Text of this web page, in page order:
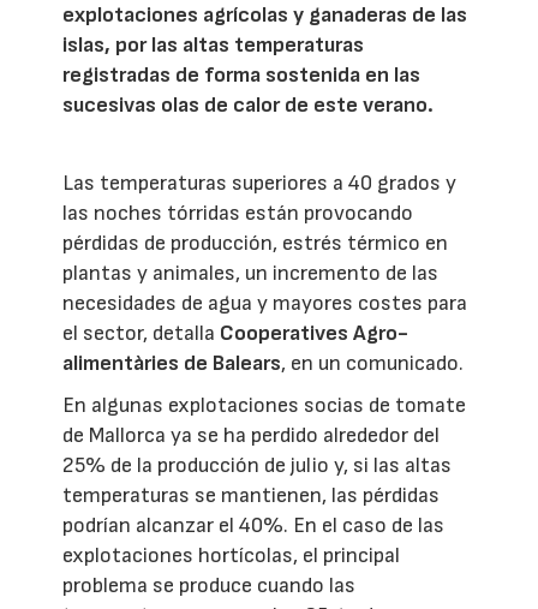
explotaciones agrícolas y ganaderas de las
islas, por las altas temperaturas
registradas de forma sostenida en las
sucesivas olas de calor de este verano.
Las temperaturas superiores a 40 grados y
las noches tórridas están provocando
pérdidas de producción, estrés térmico en
plantas y animales, un incremento de las
necesidades de agua y mayores costes para
el sector, detalla Cooperatives Agro-
alimentàries de Balears, en un comunicado.
En algunas explotaciones socias de tomate
de Mallorca ya se ha perdido alrededor del
25% de la producción de julio y, si las altas
temperaturas se mantienen, las pérdidas
podrían alcanzar el 40%. En el caso de las
explotaciones hortícolas, el principal
problema se produce cuando las